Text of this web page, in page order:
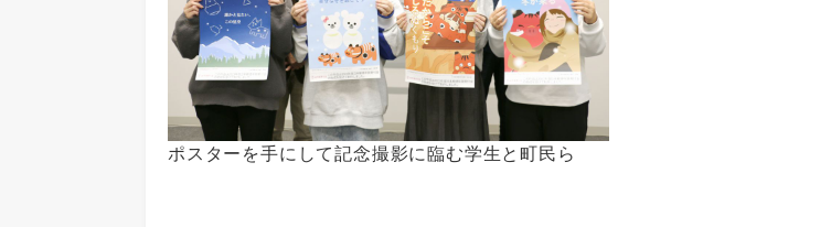
ポスターを手にして記念撮影に臨む学生と町民ら